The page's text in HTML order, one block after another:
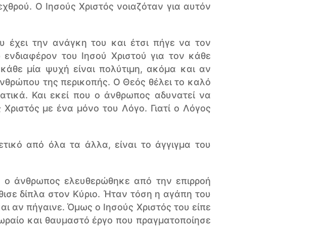
Ο Ιησούς Χριστός νοιαζόταν για αυτόν
έχει την ανάγκη του και έτσι πήγε να τον
του Ιησού Χριστού για τον κάθε
μία ψυχή είναι πολύτιμη, ακόμα και αν
της περικοπής. Ο Θεός θέλει το καλό
Και εκεί που ο άνθρωπος αδυνατεί να
με ένα μόνο του Λόγο. Γιατί ο Λόγος
από όλα τα άλλα, είναι το άγγιγμα του
ο άνθρωπος ελευθερώθηκε από την επιρροή
δίπλα στον Κύριο. Ήταν τόση η αγάπη του
αν πήγαινε. Όμως ο Ιησούς Χριστός του είπε
και θαυμαστό έργο που πραγματοποίησε